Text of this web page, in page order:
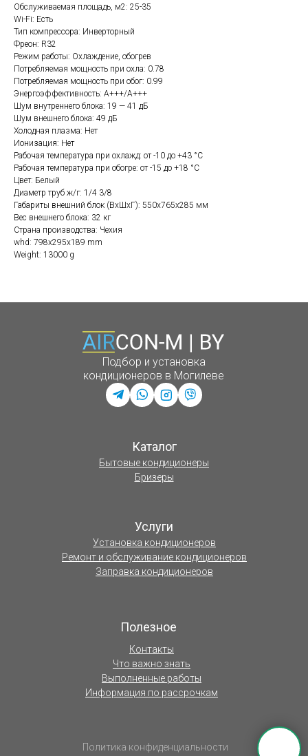
Обслуживаемая площадь, м2: 25-35
Wi-Fi: Есть
Тип компрессора: Инверторный
Фреон: R32
Режим работы: Охлаждение, обогрев
Потребляемая мощность при охла: 0.78
Потребляемая мощность при обог: 0.99
Энергоэффективность: A+++/A+++
Шум внутреннего блока: 19 — 41 дБ
Шум внешнего блока: 49 дБ
Холодная плазма: Нет
Ионизация: Нет
Рабочая температура при охлажд: от -10 до +43 °C
Рабочая температура при обогре: от -15 до +18 °C
Цвет: Белый
Диаметр труб ж/г: 1/4 3/8
Габариты внешний блок (ВхШхГ): 550х765х285 мм
Вес внешнего блока: 32 кг
Страна производства: Чехия
whd: 798x295x189 mm
Weight: 13000 g
Контакты
Что важно знать
Выполненные работы
Информация по рассрочкам
Политика конфиденциальности
Подбор и установка
кондиционеров в Могилеве
Услуги
Установка кондиционеров
Ремонт и обслуживание кондиционеров
Заправка кондиционеров
Полезное
Каталог
Бытовые кондиционеры
Бризеры